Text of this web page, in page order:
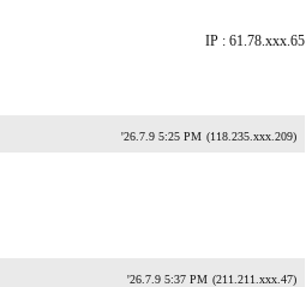
IP : 61.78.xxx.65
'26.7.9 5:25 PM (118.235.xxx.209)
'26.7.9 5:37 PM (211.211.xxx.47)